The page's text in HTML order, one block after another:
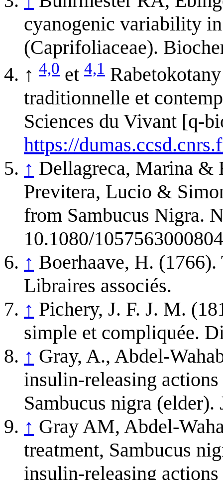
cyanogenic variability
(Caprifoliaceae).
↑ 4,0 et 4,1
traditionnelle et
Sciences du Vivant [q-
https://
↑ Dellagreca, Marina &
Previtera, Lucio &
from Sambucus Nigra.
10.1080/
↑ Boerhaave, H.
Libraires associés.
↑ Pichery, J. F. J. M.
simple et compliquée.
↑ Gray, A., Abdel-
insulin-releasing
Sambucus nigra
↑ Gray AM, Abdel-
treatment, Sambucus
insulin-releasing